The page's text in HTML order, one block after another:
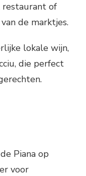
restaurant of
de marktjes.
lokale wijn,
die perfect
Piana op
voor